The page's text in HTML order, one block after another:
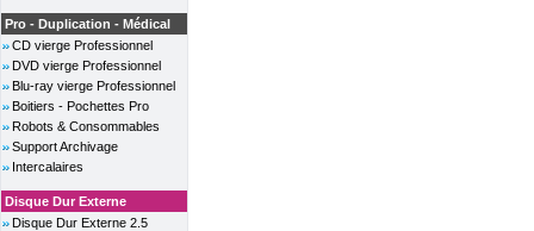
Pro - Duplication - Médical
CD vierge Professionnel
DVD vierge Professionnel
Blu-ray vierge Professionnel
Boitiers - Pochettes Pro
Robots & Consommables
Support Archivage
Intercalaires
Disque Dur Externe
Disque Dur Externe 2.5